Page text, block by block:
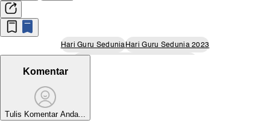
Hari Guru SeduniaHari Guru Sedunia 2023
Ucapan Selamat Hari Guru Sedunia
Komentar
Tulis Komentar Anda...